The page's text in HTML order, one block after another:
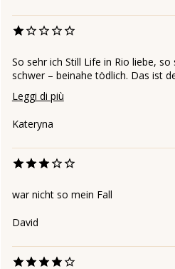
So sehr ich Still Life in Rio liebe,
schwer – beinahe tödlich. Das ist
Leggi di più
Kateryna
war nicht so mein Fall
David